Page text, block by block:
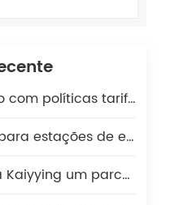
políticas tarifárias!!!
solução de energia segura e durável para cenários externos
na fabricação de baterias de chumbo-ácido por 25 anos?